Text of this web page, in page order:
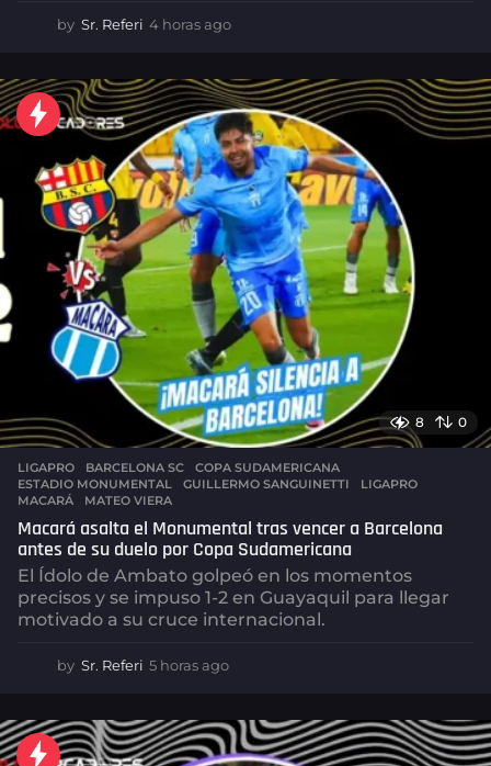
by Sr. Referi 4 horas ago
r
a
s
a
g
o
8 0
LIGAPRO BARCELONA SC ,COPA SUDAMERICANA
ESTADIO MONUMENTAL
,GUILLERMO SANGUINETTI ,LIGAPRO
MACARÁ
,MATEO VIERA
Macará asalta el Monumental tras vencer a Barcelona
antes de su duelo por Copa Sudamericana
El Ídolo de Ambato golpeó en los momentos
precisos y se impuso 1-2 en Guayaquil para llegar
motivado a su cruce internacional.
by Sr. Referi 5 horas ago
r
a